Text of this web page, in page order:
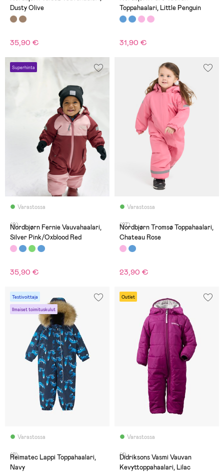
Dusty Olive
35,90 €
n.24cm -kainalo-kainalo
n.37cm Fleecevuori
vartalossa ja nilkkoihin asti,
käsivarsissa liukas
Karvareunuksen saa
Toppahaalari, Little Penguin
31,90 €
Superhinta
Varastossa
(9)
Nordbjørn Fernie Vauvahaalari,
Silver Pink/Oxblood Red
35,90 €
Varastossa
(27)
Nordbjørn Tromsø Toppahaalari,
Chateau Rose
23,90 €
Testivoittaja
Ilmaiset toimituskulut
Varastossa
(2)
Reimatec Lappi Toppahaalari,
Navy
Outlet
Varastossa
(1)
Didriksons Vasmi Vauvan
Kevyttoppahaalari, Lilac